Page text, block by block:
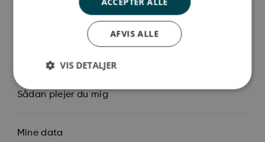
Sådan plejer du mig
Mine data
AFVIS ALLE
VIS DETALJER